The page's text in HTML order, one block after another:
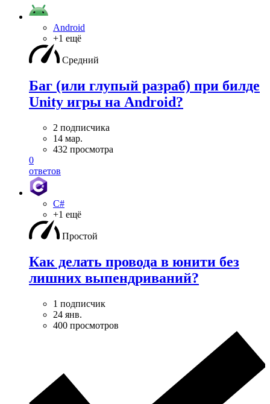
Android
+1 ещё
Средний
Баг (или глупый разраб) при билде
Unity игры на Android?
2 подписчика
14 мар.
432 просмотра
0
ответов
C#
+1 ещё
Простой
Как делать провода в юнити без
лишних выпендриваний?
1 подписчик
24 янв.
400 просмотров